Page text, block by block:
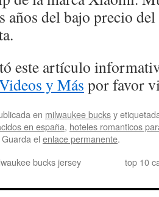
años del bajo precio
este artículo
y Más por favor
en milwaukee bucksy
en españa, hoteles romanticos
el enlace permanente.
bucks jersey top 10